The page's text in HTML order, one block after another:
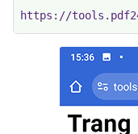
https://